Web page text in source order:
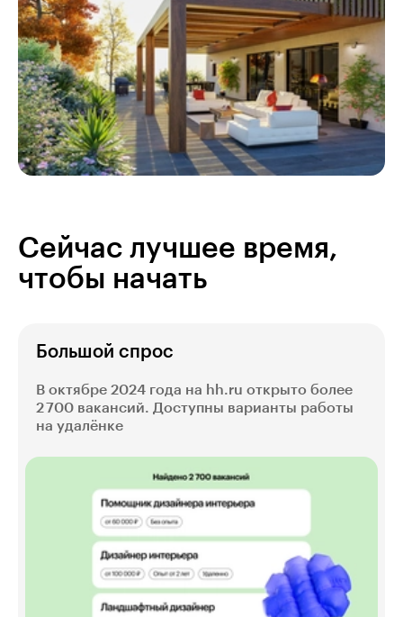
Сейчас лучшее время,
чтобы начать
Большой спрос
В октябре 2024 года на hh.ru открыто более
2 700 вакансий. Доступны варианты работы
на удалёнке